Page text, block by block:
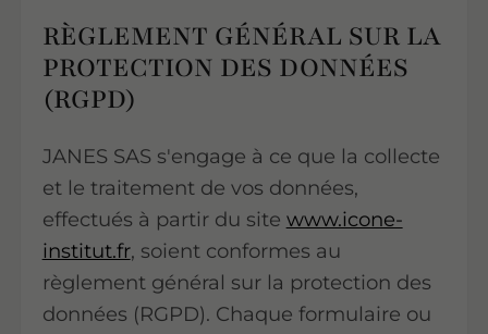
RÈGLEMENT GÉNÉRAL SUR LA
PROTECTION DES DONNÉES
(RGPD)
JANES SAS s'engage à ce que la collecte
et le traitement de vos données,
effectués à partir du site www.icone-
institut.fr, soient conformes au
règlement général sur la protection des
données (RGPD). Chaque formulaire ou